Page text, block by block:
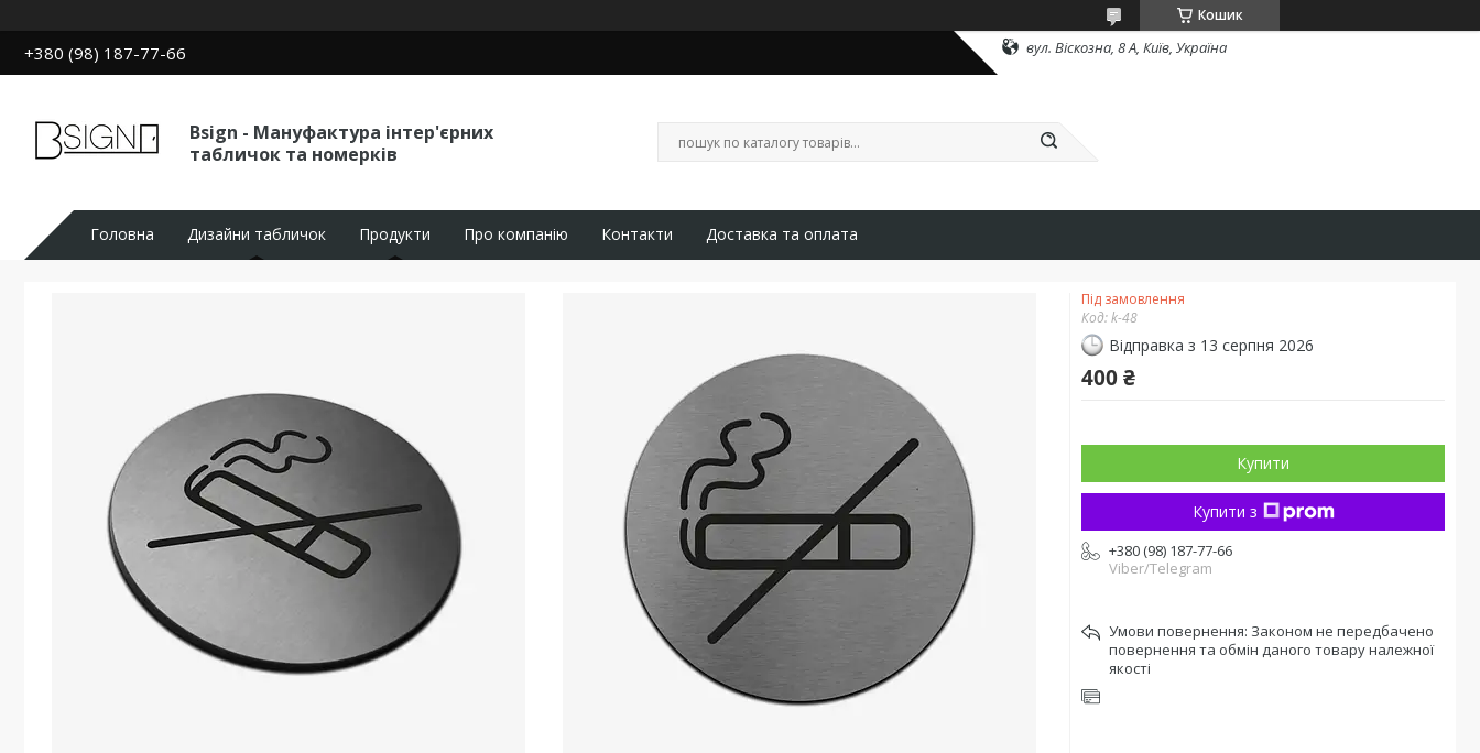
Кошик
+380 (98) 187-77-66 вул. Віскозна, 8 А, Київ, Україна
Bsign - Мануфактура інтер'єрних
табличок та номерків
Головна Дизайни табличок Продукти Про компанію Контакти Доставка та оплата
Під замовлення
Код:k-48
Відправка з 13 серпня 2026
400 ₴
Купити
Купити з
+380 (98) 187-77-66
Viber/Telegram
Законом не передбачено
повернення та обмін даного товару належної
якості